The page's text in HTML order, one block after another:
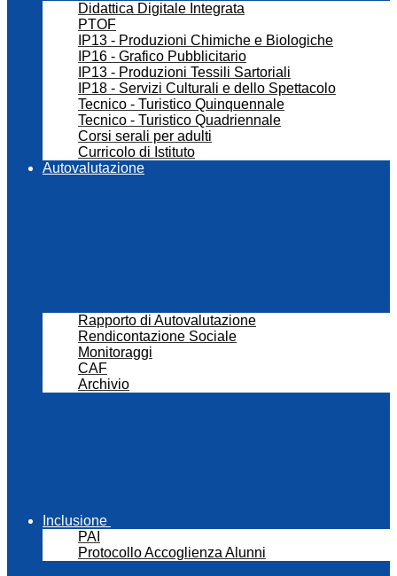
Didattica Digitale Integrata
PTOF
IP13 - Produzioni Chimiche e Biologiche
IP16 - Grafico Pubblicitario
IP13 - Produzioni Tessili Sartoriali
IP18 - Servizi Culturali e dello Spettacolo
Tecnico - Turistico Quinquennale
Tecnico - Turistico Quadriennale
Corsi serali per adulti
Curricolo di Istituto
Autovalutazione
Rapporto di Autovalutazione
Rendicontazione Sociale
Monitoraggi
CAF
Archivio
Inclusione
PAI
Protocollo Accoglienza Alunni